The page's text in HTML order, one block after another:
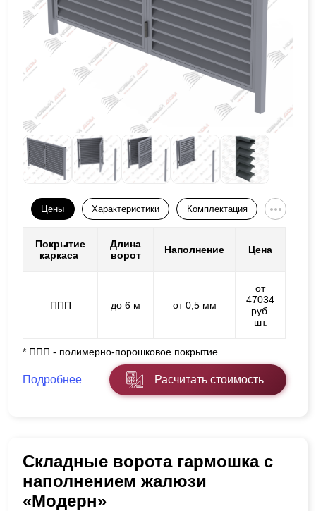
Цены Характеристики Комплектация
Покрытие
каркаса
Длина
ворот
Наполнение Цена
ППП до 6 м от 0,5 мм
от
47034
руб.
шт.
* ППП - полимерно-порошковое покрытие
Подробнее Расчитать стоимость
Складные ворота гармошка с
наполнением жалюзи
«Модерн»